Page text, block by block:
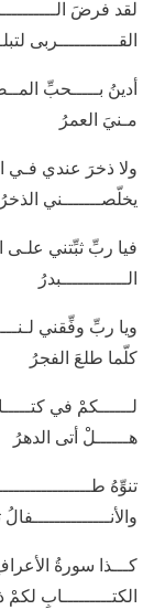
لقد فرضَ
القـــــــــــربى
أدينُ بـــــحبِّ
مـنيَ العمرُ
ولا ذخرَ عندي فـي
يخلّصـــــــني الذخرُ
فيا ربِّ ثبِّتني
الــــــــــــبدرُ
ويا ربِّ وفِّقني
كلّما طلعَ الفجرُ
لــــــكمْ في
هــــــلْ أتى الدهرُ
تنوِّهُ
كـــذا سورةُ
الكتـــــــــابِ لكمْ